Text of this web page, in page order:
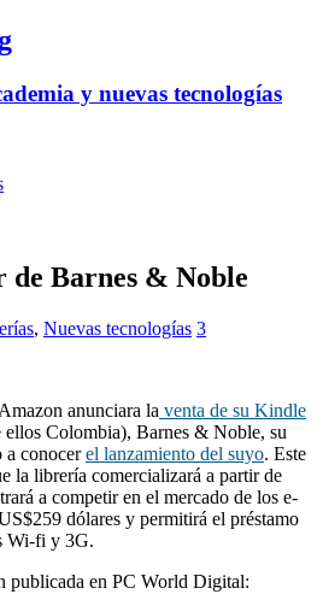
y nuevas tecnologías
de Barnes & Noble
, Nuevas tecnologías 3
anunciara la venta de su Kindle
ellos Colombia), Barnes & Noble, su
a conocerel lanzamiento del suyo. Este
la librería comercializará a partir de
a competir en el mercado de los e-
dólares y permitirá el préstamo
Wi-fi y 3G.
publicada en PC World Digital: